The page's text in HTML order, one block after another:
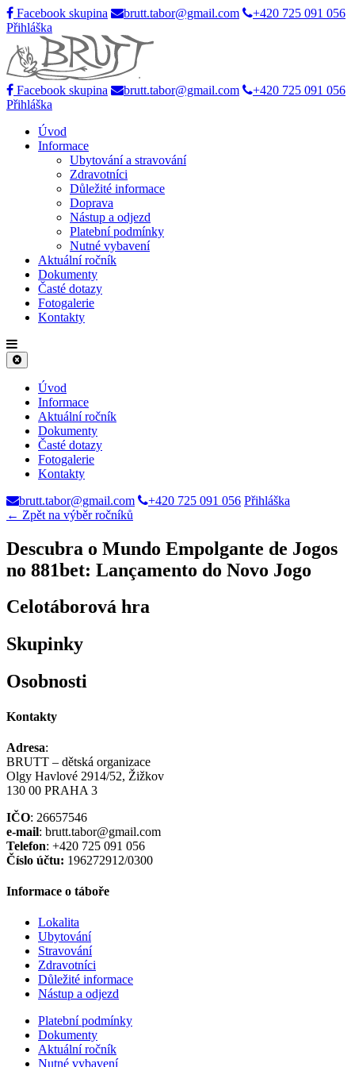
Facebook skupina brutt.tabor@gmail.com
+420 725 091 056
Přihláška
Facebook skupina brutt.tabor@gmail.com
+420 725 091 056
Přihláška
Úvod
Informace
Ubytování a stravování
Zdravotníci
Důležité informace
Doprava
Nástup a odjezd
Platební podmínky
Nutné vybavení
Aktuální ročník
Dokumenty
Časté dotazy
Fotogalerie
Kontakty
Úvod
Informace
Aktuální ročník
Dokumenty
Časté dotazy
Fotogalerie
Kontakty
brutt.tabor@gmail.com
+420 725 091 056 Přihláška
← Zpět na výběr ročníků
Descubra o Mundo Empolgante de Jogos
no 881bet: Lançamento do Novo Jogo
Celotáborová hra
Skupinky
Osobnosti
Kontakty
Adresa:
BRUTT – dětská organizace
Olgy Havlové 2914/52, Žižkov
130 00 PRAHA 3
IČO: 26657546
e-mail: brutt.tabor@gmail.com
Telefon: +420 725 091 056
Číslo účtu: 196272912/0300
Informace o táboře
Lokalita
Ubytování
Stravování
Zdravotníci
Důležité informace
Nástup a odjezd
Platební podmínky
Dokumenty
Aktuální ročník
Nutné vybavení